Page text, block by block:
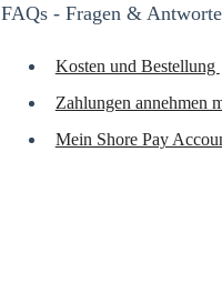
FAQs - Fragen &
Kosten und Bestellung
Zahlungen annehmen
Mein Shore Pay